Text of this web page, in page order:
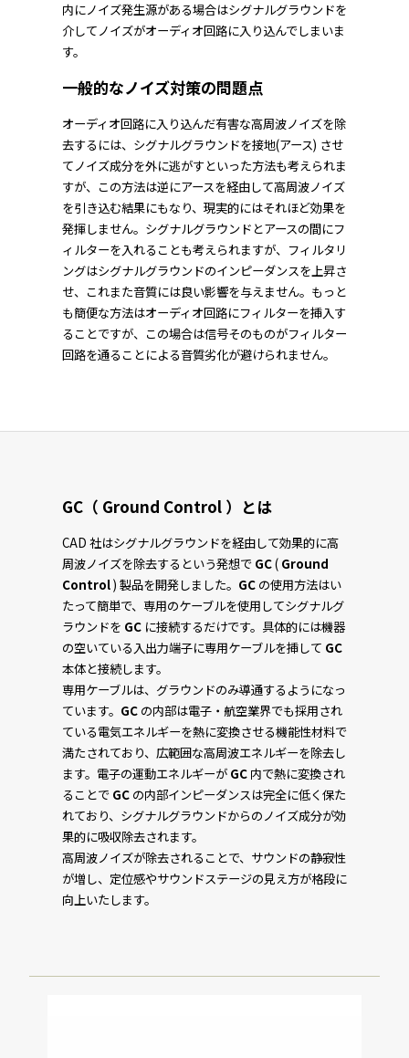
内にノイズ発生源がある場合はシグナルグラウンドを
介してノイズがオーディオ回路に入り込んでしまいま
す。
一般的なノイズ対策の問題点
オーディオ回路に入り込んだ有害な高周波ノイズを除
去するには、シグナルグラウンドを接地(アース) させ
てノイズ成分を外に逃がすといった方法も考えられま
すが、この方法は逆にアースを経由して高周波ノイズ
を引き込む結果にもなり、現実的にはそれほど効果を
発揮しません。シグナルグラウンドとアースの間にフ
ィルターを入れることも考えられますが、フィルタリ
ングはシグナルグラウンドのインピーダンスを上昇さ
せ、これまた音質には良い影響を与えません。もっと
も簡便な方法はオーディオ回路にフィルターを挿入す
ることですが、この場合は信号そのものがフィルター
回路を通ることによる音質劣化が避けられません。
GC（ Ground Control ）とは
CAD 社はシグナルグラウンドを経由して効果的に高
周波ノイズを除去するという発想で GC( Ground
Control) 製品を開発しました。 GC の使用方法はい
たって簡単で、専用のケーブルを使用してシグナルグ
ラウンドを GC に接続するだけです。具体的には機器
の空いている入出力端子に専用ケーブルを挿して GC
本体と接続します。
専用ケーブルは、グラウンドのみ導通するようになっ
ています。 GC の内部は電子・航空業界でも採用され
ている電気エネルギーを熱に変換させる機能性材料で
満たされており、広範囲な高周波エネルギーを除去し
ます。電子の運動エネルギーが GC 内で熱に変換され
ることで GC の内部インピーダンスは完全に低く保た
れており、シグナルグラウンドからのノイズ成分が効
果的に吸収除去されます。
高周波ノイズが除去されることで、サウンドの静寂性
が増し、定位感やサウンドステージの見え方が格段に
向上いたします。